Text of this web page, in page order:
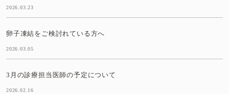
2026.03.23
卵子凍結をご検討れている方へ
2026.03.05
3月の診療担当医師の予定について
2026.02.16